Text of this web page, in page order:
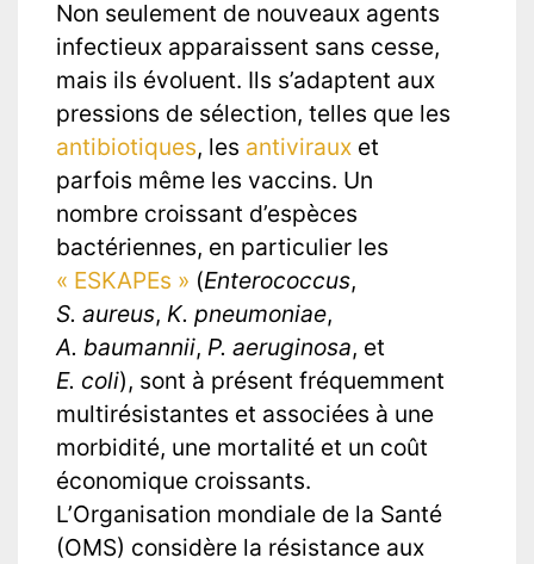
Non seulement de nouveaux agents
infectieux apparaissent sans cesse,
mais ils évoluent. Ils s’adaptent aux
pressions de sélection, telles que les
antibiotiques, les antiviraux et
parfois même les vaccins. Un
nombre croissant d’espèces
bactériennes, en particulier les
« ESKAPEs » (Enterococcus,
S. aureus, K. pneumoniae,
A. baumannii, P. aeruginosa, et
E. coli), sont à présent fréquemment
multirésistantes et associées à une
morbidité, une mortalité et un coût
économique croissants.
L’Organisation mondiale de la Santé
(OMS) considère la résistance aux